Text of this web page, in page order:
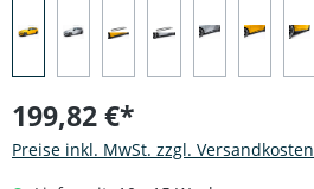
199,82 €*
Preise inkl. MwSt. zzgl. Versandkosten